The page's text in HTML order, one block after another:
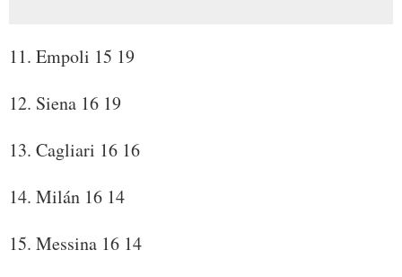
11. Empoli 15 19
12. Siena 16 19
13. Cagliari 16 16
14. Milán 16 14
15. Messina 16 14